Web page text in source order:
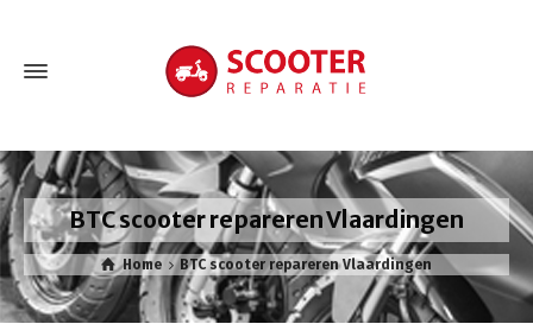
BTC scooter repareren Vlaardingen
Home BTC scooter repareren Vlaardingen